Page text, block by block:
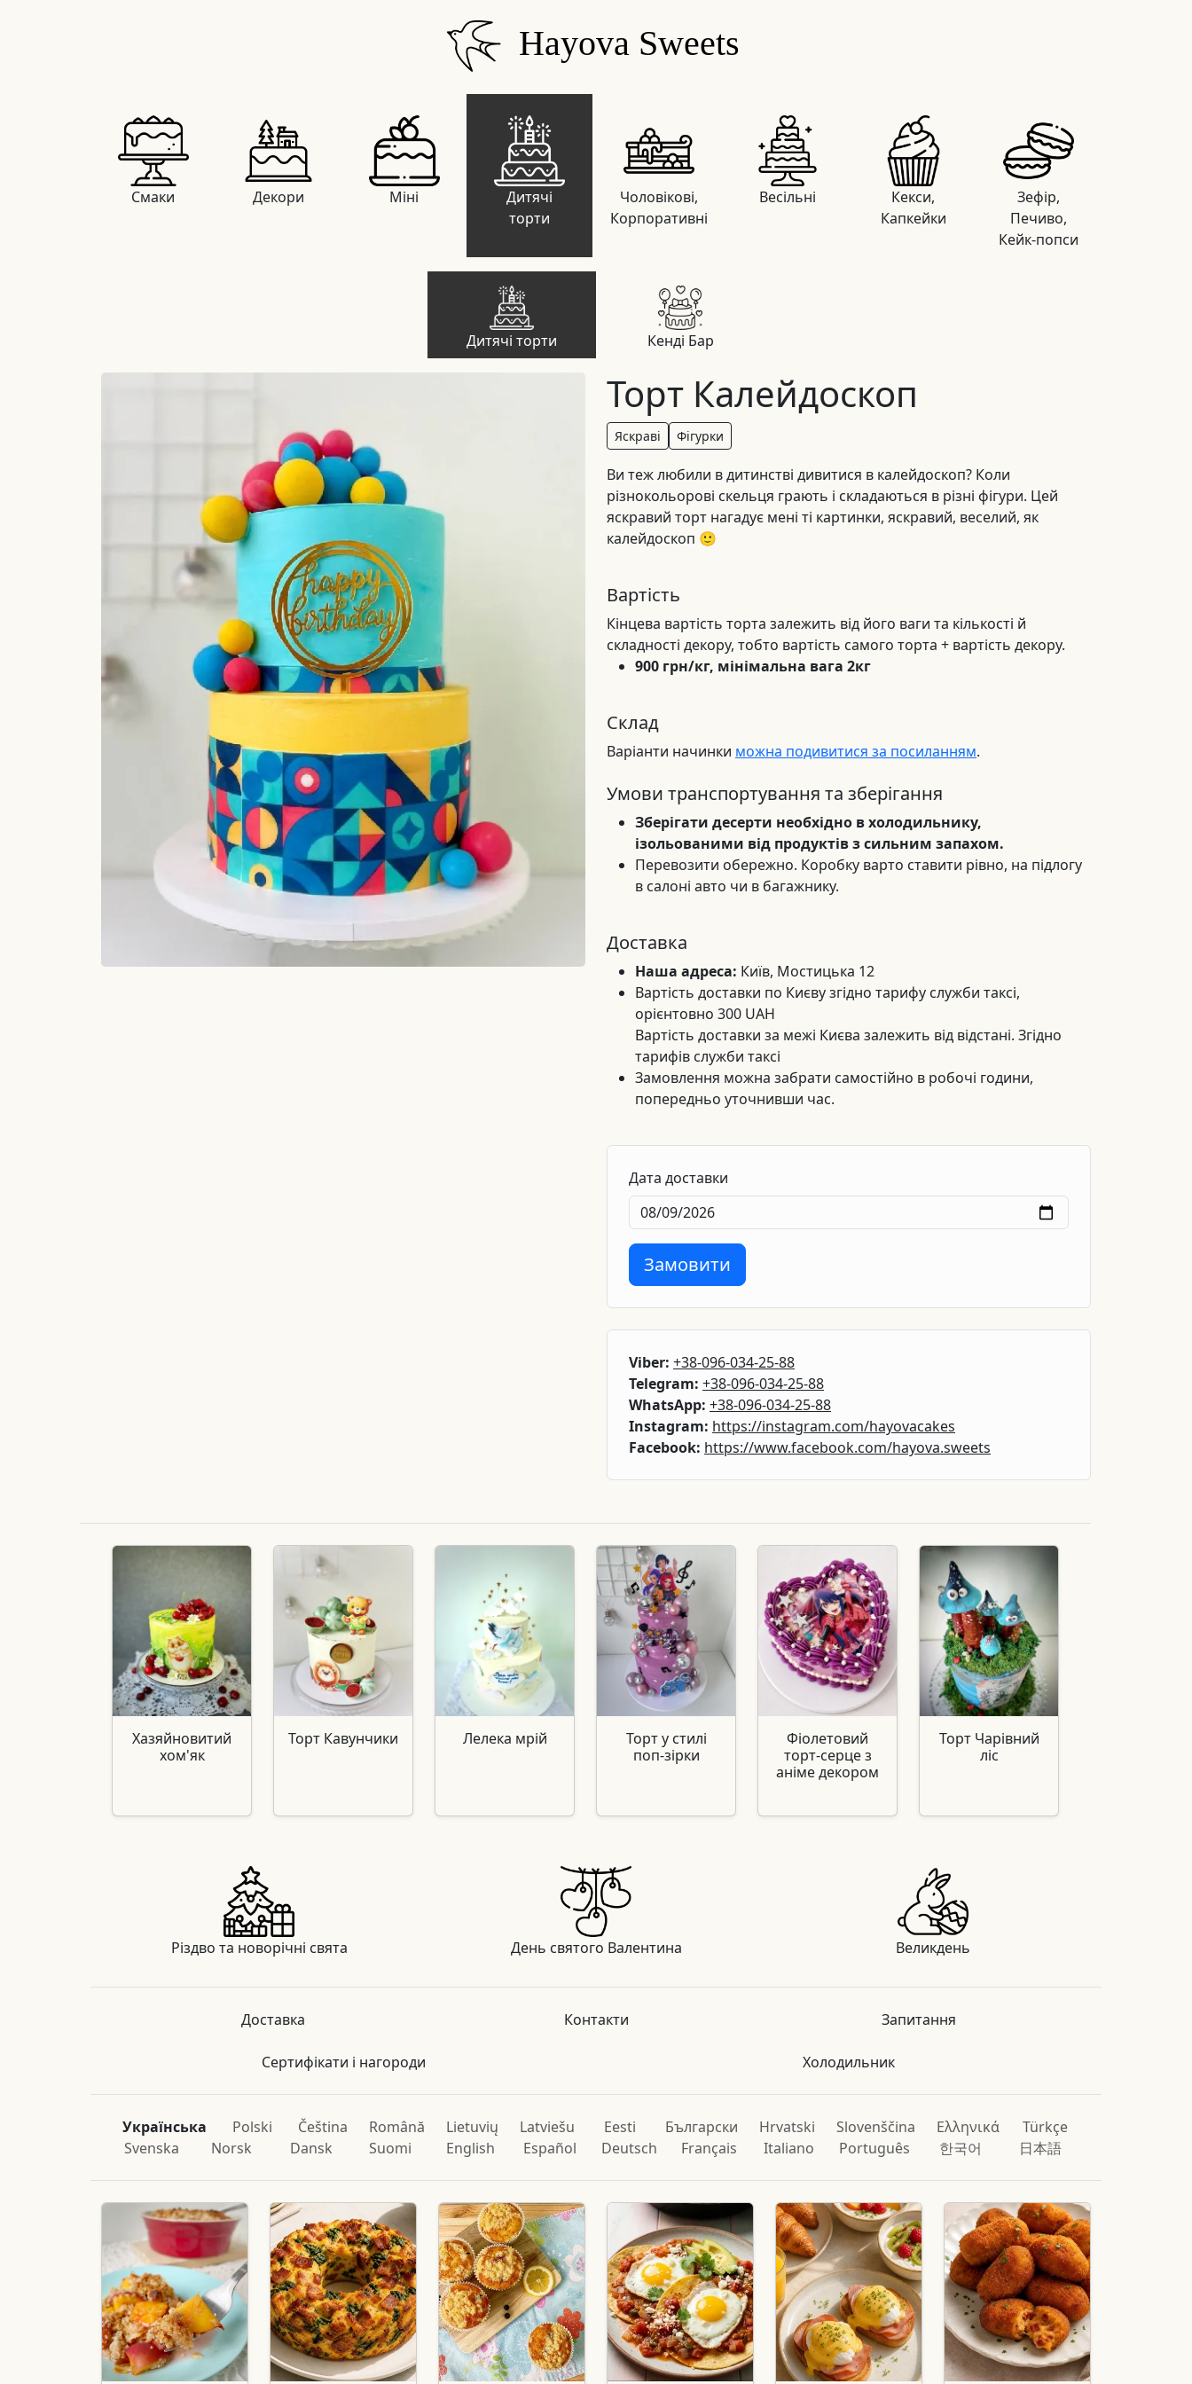
Hayova Sweets
Смаки Декори Міні
Дитячі
торти
Чоловікові,
Корпоративні
Весільні
Кекси,
Капкейки
Зефір,
Печиво,
Кейк-попси
Дитячі торти Кенді Бар
Торт Калейдоскоп
Яскраві Фігурки
Ви теж любили в дитинстві дивитися в калейдоскоп? Коли
різнокольорові скельця грають і складаються в різні фігури. Цей
яскравий торт нагадує мені ті картинки, яскравий, веселий, як
калейдоскоп 🙂
Вартість
Кінцева вартість торта залежить від його ваги та кількості й
складності декору, тобто вартість самого торта + вартість декору.
900 грн/кг, мінімальна вага 2кг
Склад
Варіанти начинки можна подивитися за посиланням.
Умови транспортування та зберігання
Зберігати десерти необхідно в холодильнику,
ізольованими від продуктів з сильним запахом.
Перевозити обережно. Коробку варто ставити рівно, на підлогу
в салоні авто чи в багажнику.
Доставка
Наша адреса: Київ, Мостицька 12
Вартість доставки по Києву згідно тарифу служби таксі,
орієнтовно 300 UAH
Вартість доставки за межі Києва залежить від відстані. Згідно
тарифів служби таксі
Замовлення можна забрати самостійно в робочі години,
попередньо уточнивши час.
Дата доставки
Замовити
Viber: +38-096-034-25-88
Telegram: +38-096-034-25-88
WhatsApp: +38-096-034-25-88
Instagram: https://instagram.com/hayovacakes
Facebook: https://www.facebook.com/hayova.sweets
Хазяйновитий
хом'як
Торт Кавунчики Лелека мрій
Торт у стилі
поп-зірки
Фіолетовий
торт-серце з
аніме декором
Торт Чарівний
ліс
Різдво та новорічні свята День святого Валентина Великдень
Доставка Контакти Запитання
Сертифікати і нагороди Холодильник
Українська Polski Čeština Română Lietuvių Latviešu Eesti Български Hrvatski Slovenščina Ελληνικά
Türkçe
Svenska
Norsk Dansk Suomi English Español Deutsch Français Italiano Português 한국어 日本語